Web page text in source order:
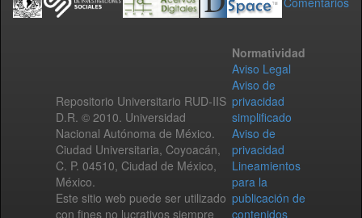
Repositorio Universitario RUD-IIS
D.R. © 2010. Universidad
Nacional Autónoma de México.
Ciudad Universitaria, Coyoacán,
C. P. 04510, Ciudad de México,
México.
Este sitio web puede ser utilizado
con fines no lucrativos siempre
Normatividad
Aviso Legal
Aviso de
privacidad
simplificado
Aviso de
privacidad
Lineamientos
para la
publicación de
contenidos